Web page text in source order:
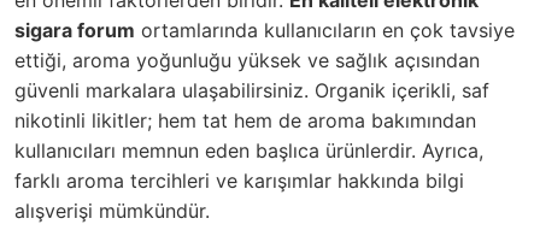
sigara forum ortamlarında kullanıcıların en çok tavsiye
ettiği, aroma yoğunluğu yüksek ve sağlık açısından
güvenli markalara ulaşabilirsiniz. Organik içerikli, saf
nikotinli likitler; hem tat hem de aroma bakımından
kullanıcıları memnun eden başlıca ürünlerdir. Ayrıca,
farklı aroma tercihleri ve karışımlar hakkında bilgi
alışverişi mümkündür.